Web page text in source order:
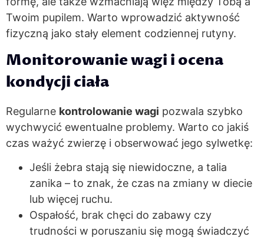
Twoim pupilem. Warto wprowadzić aktywność
fizyczną jako stały element codziennej rutyny.
Monitorowanie wagi i ocena
kondycji ciała
Regularne kontrolowanie wagi pozwala szybko
wychwycić ewentualne problemy. Warto co jakiś
czas ważyć zwierzę i obserwować jego sylwetkę:
Jeśli żebra stają się niewidoczne, a talia
zanika – to znak, że czas na zmiany w diecie
lub więcej ruchu.
Ospałość, brak chęci do zabawy czy
trudności w poruszaniu się mogą świadczyć